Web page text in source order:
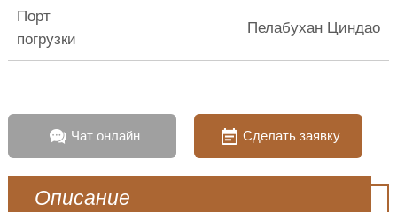
Порт
погрузки
Пелабухан Циндао
Чат онлайн Сделать заявку
Описание